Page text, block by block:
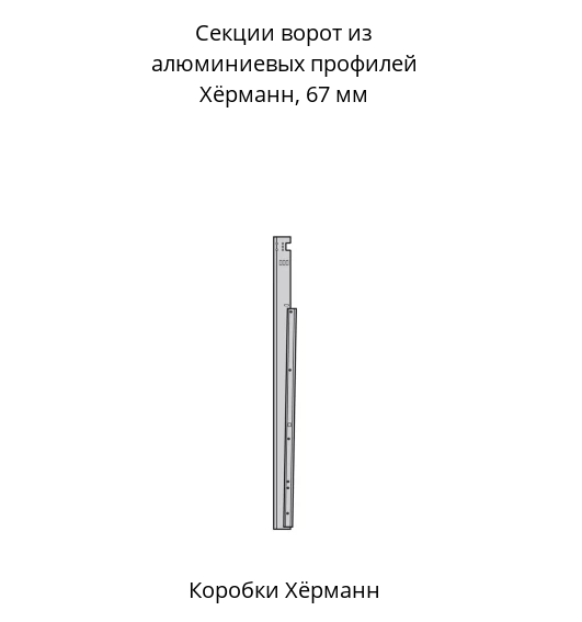
Секции ворот из
алюминиевых профилей
Хёрманн, 67 мм
Коробки Хёрманн